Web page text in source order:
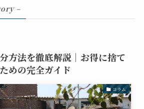
–
方法を徹底解説｜お得に捨て
めの完全ガイド
コラム